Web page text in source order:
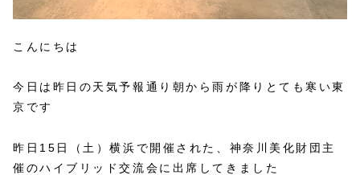
こんにちは
今日は昨日の天気予報通り朝から雨が降りとても寒い東
京です
昨日15日（土）横浜で開催された、神奈川美化財団主
催のハイブリッド交流会に出席してきました